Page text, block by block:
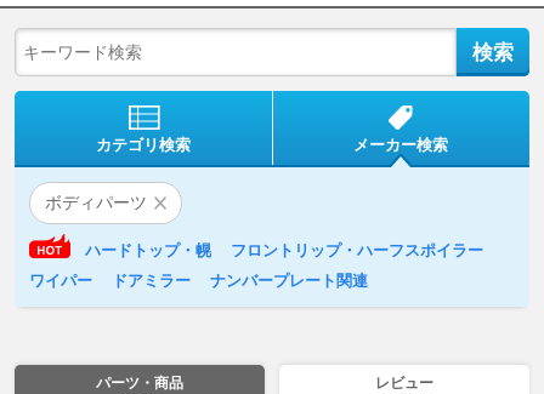
カテゴリ検索 メーカー検索
ボディパーツ
ハードトップ・幌
フロントリップ・ハーフスポイラー
ワイパー
ドアミラー ナンバープレート関連
パーツ・商品 レビュー